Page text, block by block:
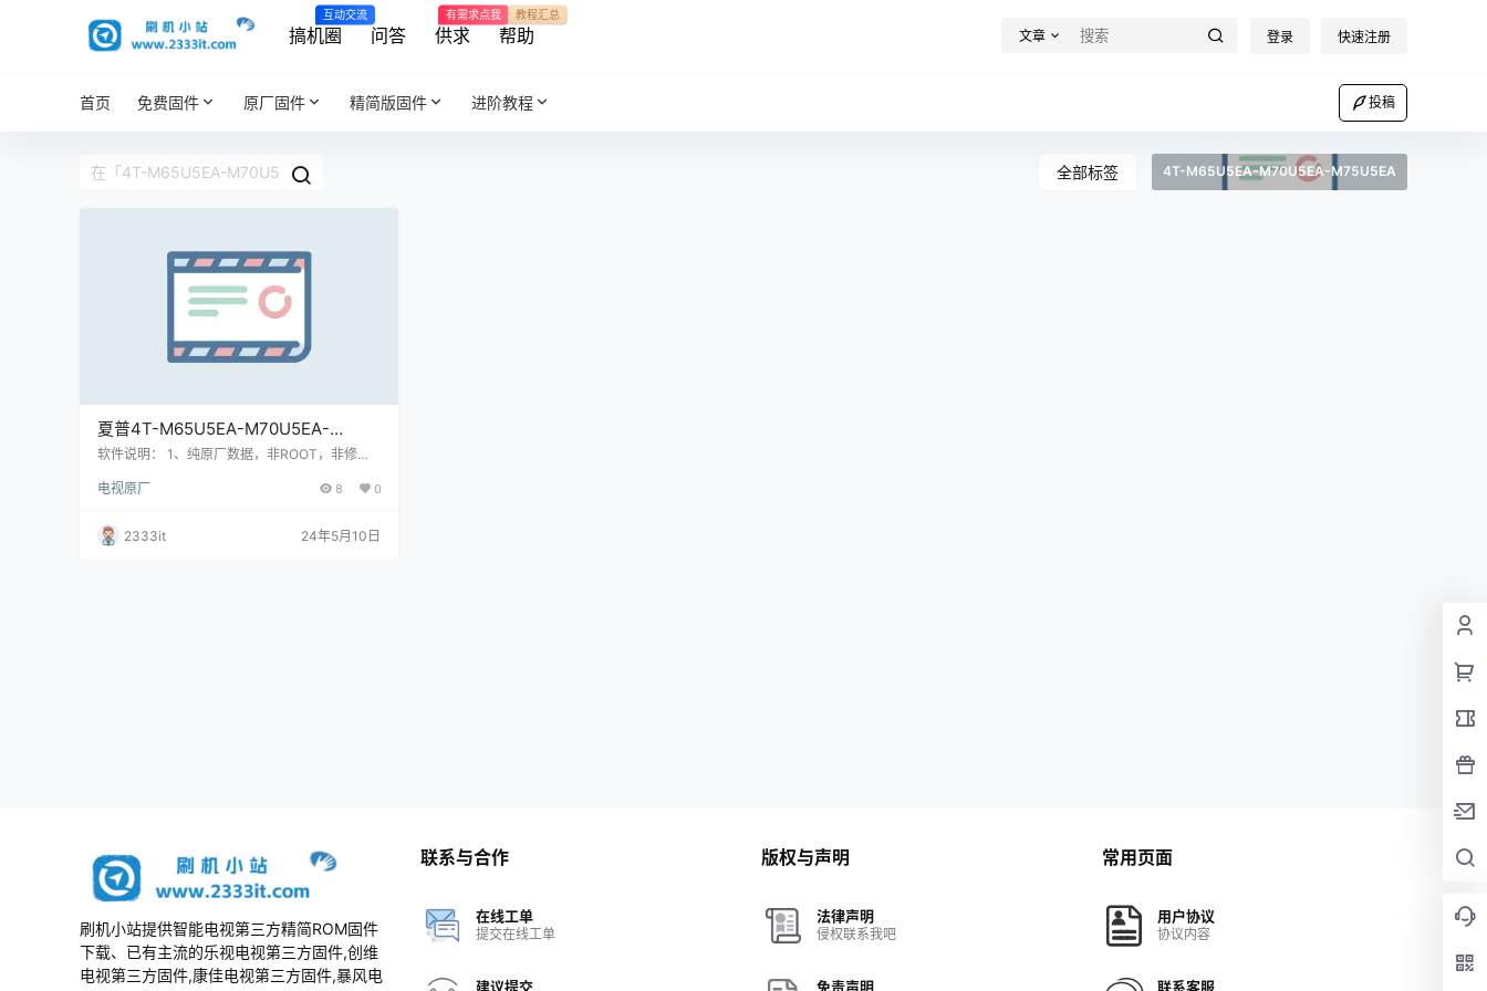
搞机圈
互动交流
问答 供求
有需求点我
帮助
教程汇总
文章 登录 快速注册
首页 免费固件 原厂固件 精简版固件 进阶教程 投稿
全部标签 4T-M65U5EA-M70U5EA-M75U5EA
夏普4T-M65U5EA-M70U5EA-
M75U5EA智能电视系统V3.06221107
软件说明： 1、纯原厂数据，非ROOT，非修改
趣，一切源于刷机导致后果自负，本网站概不负
用，请下载后24小时内删除，谢谢合作！ 资料
描述 软件版本：V3.06221107，适用机型：4T-
电视原厂 8 0
2333it 24年5月10日
刷机小站提供智能电视第三方精简ROM固件
下载、已有主流的乐视电视第三方固件,创维
电视第三方固件,康佳电视第三方固件,暴风电
联系与合作
在线工单
提交在线工单
建议提交
版权与声明
法律声明
侵权联系我吧
免责声明
常用页面
用户协议
协议内容
联系客服